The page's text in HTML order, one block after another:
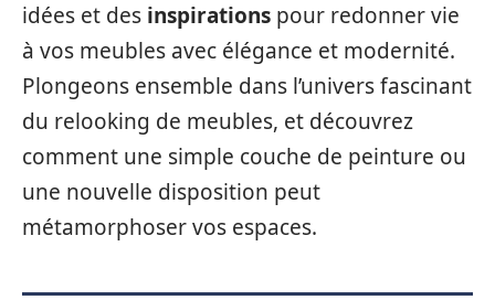
idées et des inspirations pour redonner vie
à vos meubles avec élégance et modernité.
Plongeons ensemble dans l’univers fascinant
du relooking de meubles, et découvrez
comment une simple couche de peinture ou
une nouvelle disposition peut
métamorphoser vos espaces.